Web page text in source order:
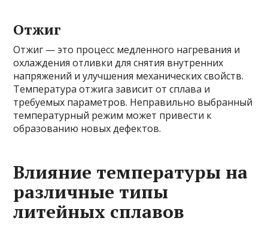
Отжиг
Отжиг — это процесс медленного нагревания и
охлаждения отливки для снятия внутренних
напряжений и улучшения механических свойств.
Температура отжига зависит от сплава и
требуемых параметров. Неправильно выбранный
температурный режим может привести к
образованию новых дефектов.
Влияние температуры на
различные типы
литейных сплавов